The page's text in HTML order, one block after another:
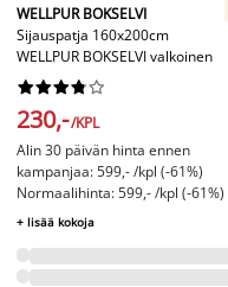
WELLPUR BOKSELVI
Sijauspatja 160x200cm
WELLPUR BOKSELVI valkoinen






230,-/KPL
Alin 30 päivän hinta ennen
kampanjaa: 599,- /kpl (-61%)
Normaalihinta: 599,- /kpl (-61%)
+ lisää kokoja